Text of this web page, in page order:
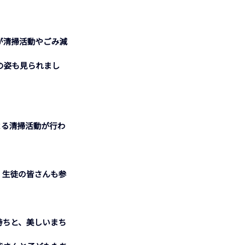
掃活動やごみ減
も見られまし
清掃活動が行わ
と、美しいまち